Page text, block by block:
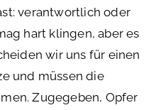
verantwortlich oder
hart klingen, aber es
wir uns für einen
und müssen die
Zugegeben, Opfer